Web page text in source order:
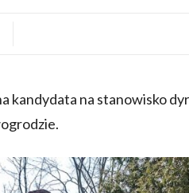
kandydata na stanowisko